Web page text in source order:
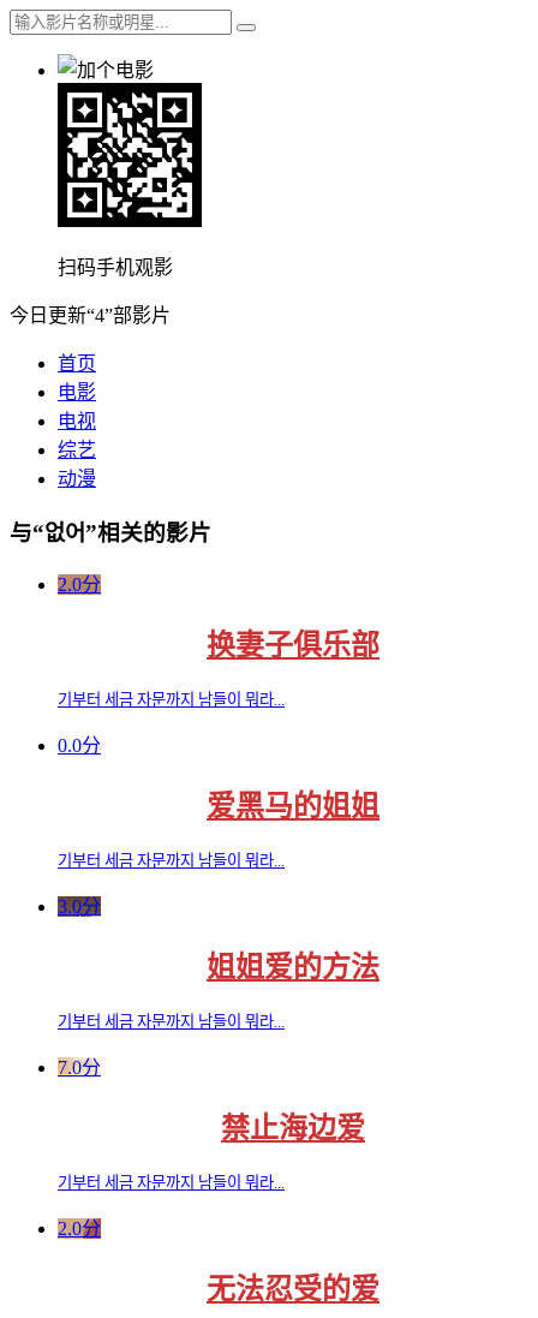
扫码手机观影
今日更新“4”部影片
首页
电影
电视
综艺
动漫
与“없어”相关的影片
2.0分
换妻子俱乐部
기부터 세금 자문까지 남들이 뭐라...
0.0分
爱黑马的姐姐
기부터 세금 자문까지 남들이 뭐라...
3.0分
姐姐爱的方法
기부터 세금 자문까지 남들이 뭐라...
7.0分
禁止海边爱
기부터 세금 자문까지 남들이 뭐라...
2.0分
无法忍受的爱